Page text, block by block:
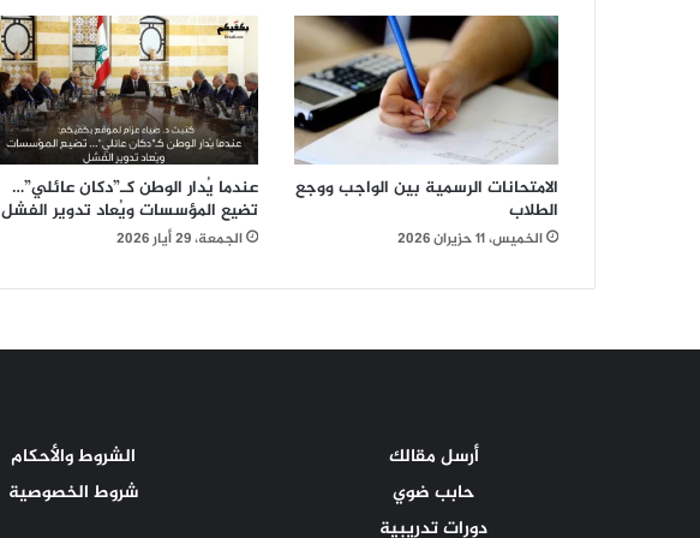
الامتحانات الرسمية بين الواجب ووجع
الطلاب
الخميس، 11 حزيران 2026
عندما يُدار الوطن كـ”دكان عائلي”…
تضيع المؤسسات ويُعاد تدوير الفشل
الجمعة، 29 أيار 2026
أرسل مقالك
حابب ضوي
دورات تدريبية
الشروط والأحكام
شروط الخصوصية